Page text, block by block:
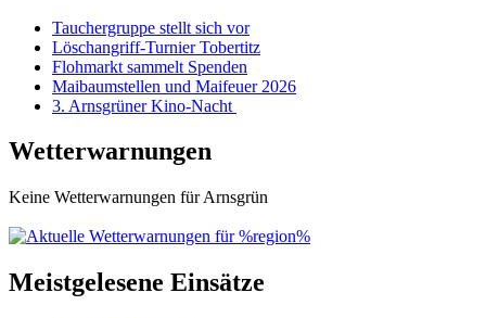
Tauchergruppe stellt sich vor
Löschangriff-Turnier Tobertitz
Flohmarkt sammelt Spenden
Maibaumstellen und Maifeuer 2026
3. Arnsgrüner Kino-Nacht
Wetterwarnungen
Keine Wetterwarnungen für Arnsgrün
Meistgelesene Einsätze